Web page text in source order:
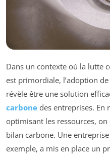
Dans un contexte où la lutte
est primordiale, l’adoption de
révèle être une solution
carbone des entreprises. En
optimisant les ressources,
bilan carbone. Une
exemple, a mis en place un